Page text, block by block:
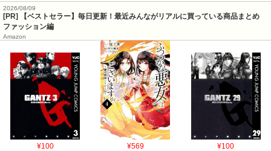
2026/08/09
[PR] 【ベストセラー】毎日更新！最近みんながリアルに買っている商品まとめ
ファッション編
Amazon
¥100 ¥569 ¥100